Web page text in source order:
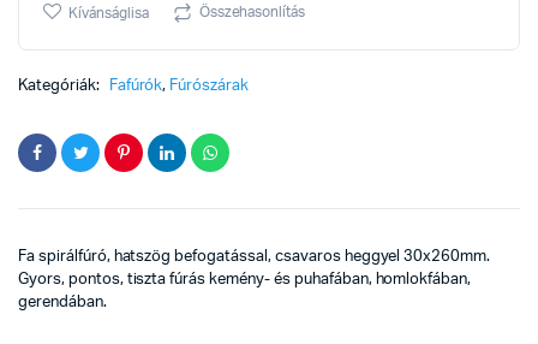
hatsz.
quantity
Kívánságlisa Összehasonlítás
Kategóriák: Fafúrók, Fúrószárak
Fa spirálfúró, hatszög befogatással, csavaros heggyel 30x260mm.
Gyors, pontos, tiszta fúrás kemény- és puhafában, homlokfában,
gerendában.